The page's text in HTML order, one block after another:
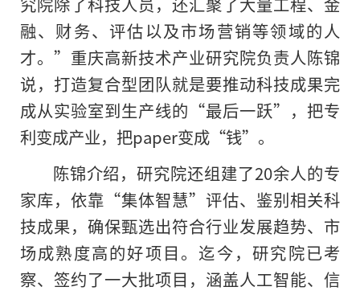
融、财务、评估以及市场营销等领域的人
才。”重庆高新技术产业研究院负责人陈锦
说，打造复合型团队就是要推动科技成果完
成从实验室到生产线的 “最后一跃”，把专
利变成产业，把paper变成“钱”。
陈锦介绍，研究院还组建了20余人的专
家库，依靠“集体智慧”评估、鉴别相关科
技成果，确保甄选出符合行业发展趋势、市
场成熟度高的好项目。迄今，研究院已考
察、签约了一大批项目，涵盖人工智能、信